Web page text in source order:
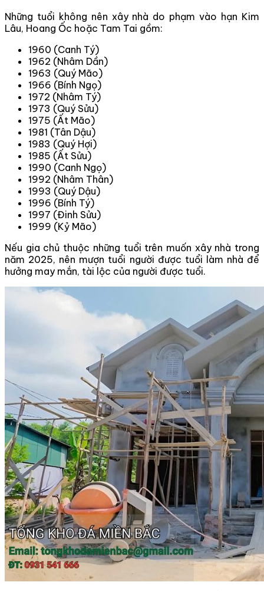
Những tuổi không nên xây nhà do phạm vào hạn Kim
Lâu, Hoang Ốc hoặc Tam Tai gồm:
1960 (Canh Tý)
1962 (Nhâm Dần)
1963 (Quý Mão)
1966 (Bính Ngọ)
1972 (Nhâm Tý)
1973 (Quý Sửu)
1975 (Ất Mão)
1981 (Tân Dậu)
1983 (Quý Hợi)
1985 (Ất Sửu)
1990 (Canh Ngọ)
1992 (Nhâm Thân)
1993 (Quý Dậu)
1996 (Bính Tý)
1997 (Đinh Sửu)
1999 (Kỷ Mão)
Nếu gia chủ thuộc những tuổi trên muốn xây nhà trong
năm 2025, nên mượn tuổi người được tuổi làm nhà để
hưởng may mắn, tài lộc của người được tuổi.